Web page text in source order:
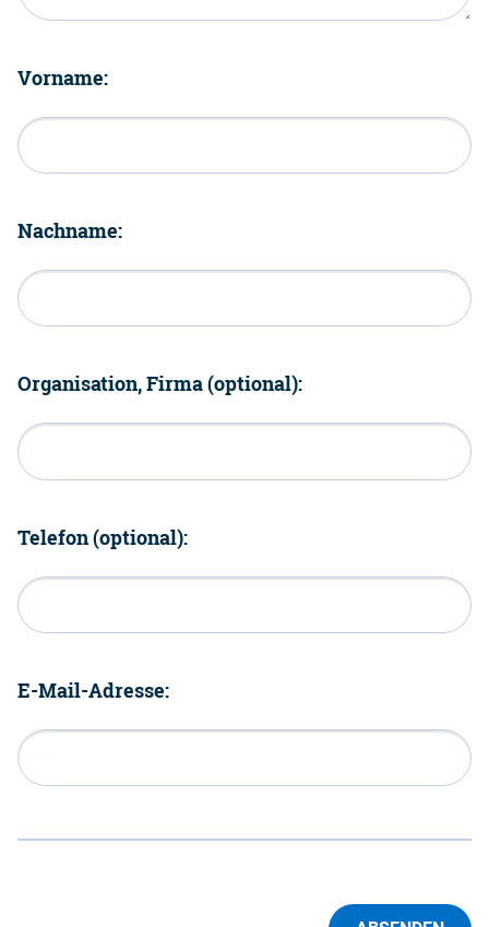
Vorname:
Nachname:
Organisation, Firma (optional):
Telefon (optional):
E-Mail-Adresse: